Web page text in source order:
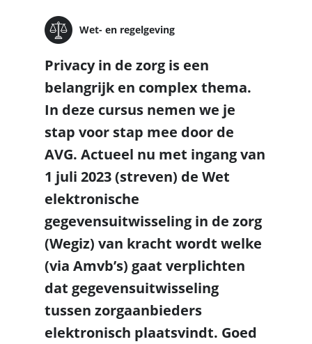
Wet- en regelgeving
Privacy in de zorg is een
belangrijk en complex thema.
In deze cursus nemen we je
stap voor stap mee door de
AVG. Actueel nu met ingang van
1 juli 2023 (streven) de Wet
elektronische
gegevensuitwisseling in de zorg
(Wegiz) van kracht wordt welke
(via Amvb’s) gaat verplichten
dat gegevensuitwisseling
tussen zorgaanbieders
elektronisch plaatsvindt. Goed